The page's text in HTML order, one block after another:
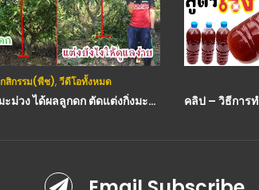
กสิกรรม(พืช),วีดีโอทั้งหมด
ตัดแต่งกิ่งมะม่วง ได้ผลลูกดก ตัดแต่งกิ่งมะม่วงให้ดูแลง่าย : วีดีโอ เกษตร